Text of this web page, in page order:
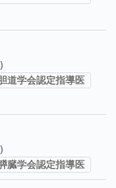
道学会認定指導医
臓学会認定指導医